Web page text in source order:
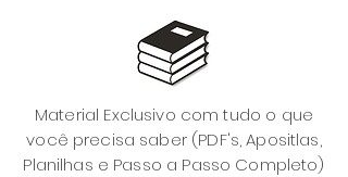
Material Exclusivo com tudo o que
você precisa saber (PDF's, Apositlas,
Planilhas e Passo a Passo Completo)